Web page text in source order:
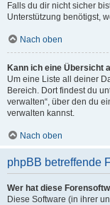
Falls du dir nicht sicher
Unterstützung benötigst,
Nach oben
Kann ich eine Übersicht
Um eine Liste all deiner
Bereich. Dort findest du
verwalten“, über den du
verwalten kannst.
Nach oben
phpBB betreffende
Wer hat diese
Diese Software (in ihrer